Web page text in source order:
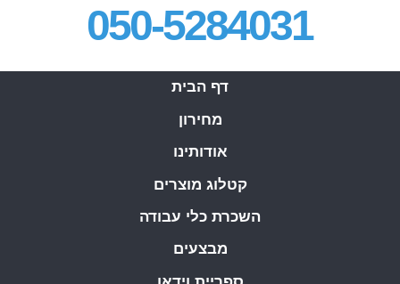
050-5284031
דף הבית
מחירון
אודותינו
קטלוג מוצרים
השכרת כלי עבודה
מבצעים